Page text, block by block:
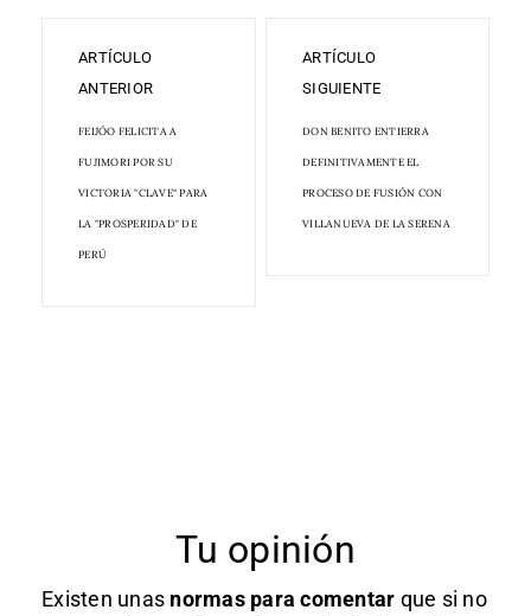
ARTÍCULO
ANTERIOR
FEIJÓO FELICITA A
FUJIMORI POR SU
VICTORIA "CLAVE" PARA
LA "PROSPERIDAD" DE
PERÚ
ARTÍCULO
SIGUIENTE
DON BENITO ENTIERRA
DEFINITIVAMENTE EL
PROCESO DE FUSIÓN CON
VILLANUEVA DE LA SERENA
Tu opinión
Existen unas normas para comentar que si no